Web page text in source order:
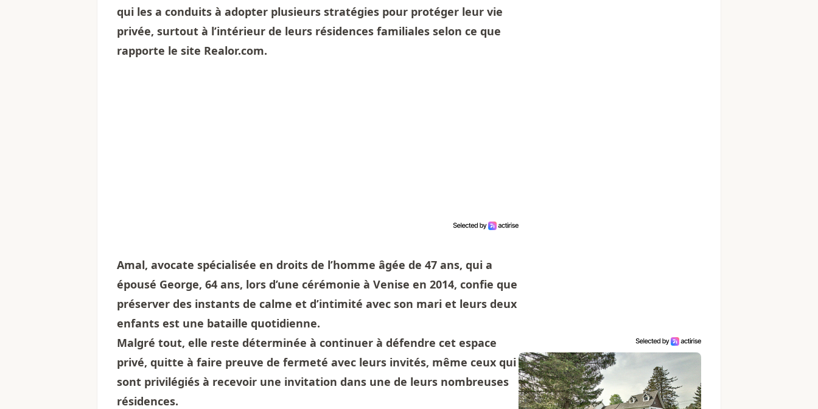
qui les a conduits à adopter plusieurs stratégies pour protéger leur vie
privée, surtout à l’intérieur de leurs résidences familiales selon ce que
rapporte le site Realor.com.
Amal, avocate spécialisée en droits de l’homme âgée de 47 ans, qui a
épousé George, 64 ans, lors d’une cérémonie à Venise en 2014, confie que
préserver des instants de calme et d’intimité avec son mari et leurs deux
enfants est une bataille quotidienne.
Malgré tout, elle reste déterminée à continuer à défendre cet espace
privé, quitte à faire preuve de fermeté avec leurs invités, même ceux qui
sont privilégiés à recevoir une invitation dans une de leurs nombreuses
résidences.